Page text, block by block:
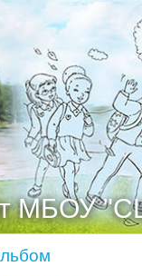
МБОУ